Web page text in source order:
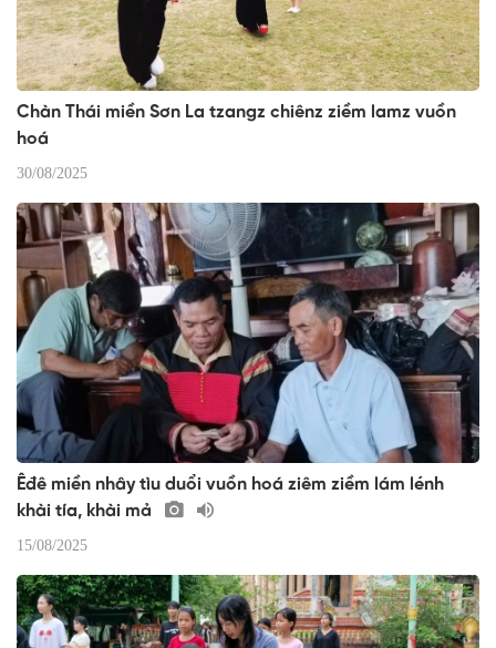
Chàn Thái miền Sơn La tzangz chiênz ziềm lamz vuồn
hoá
30/08/2025
Êđê miền nhây tìu duổi vuồn hoá ziêm ziềm lám lénh
khài tía, khài mả
15/08/2025